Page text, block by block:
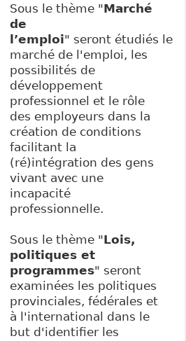
Sous le thème "Marché
de
l’emploi" seront étudiés le
marché de l'emploi, les
possibilités de
développement
professionnel et le rôle
des employeurs dans la
création de conditions
facilitant la
(ré)intégration des gens
vivant avec une
incapacité
professionnelle.
Sous le thème "Lois,
politiques et
programmes" seront
examinées les politiques
provinciales, fédérales et
à l'international dans le
but d'identifier les